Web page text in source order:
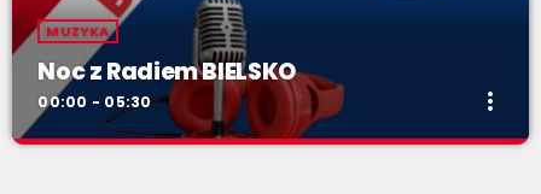
MUZYKA
Noc z Radiem BIELSKO
00:00 - 05:30 more_vert